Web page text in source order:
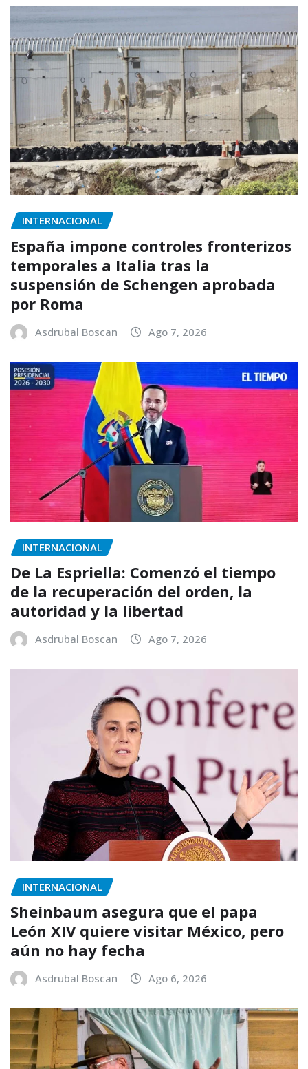
INTERNACIONAL
España impone controles fronterizos
temporales a Italia tras la
suspensión de Schengen aprobada
por Roma
Asdrubal Boscan Ago 7, 2026
INTERNACIONAL
De La Espriella: Comenzó el tiempo
de la recuperación del orden, la
autoridad y la libertad
Asdrubal Boscan Ago 7, 2026
INTERNACIONAL
Sheinbaum asegura que el papa
León XIV quiere visitar México, pero
aún no hay fecha
Asdrubal Boscan Ago 6, 2026